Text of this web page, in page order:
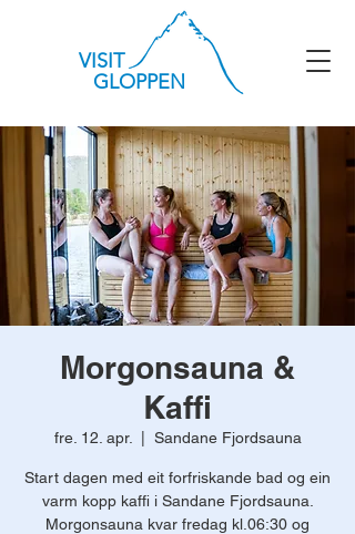
VISIT
GLOPPEN
Morgonsauna &
Kaffi
fre. 12. apr. Sandane Fjordsauna
Start dagen med eit forfriskande bad og ein
varm kopp kaffi i Sandane Fjordsauna.
Morgonsauna kvar fredag kl.06:30 og